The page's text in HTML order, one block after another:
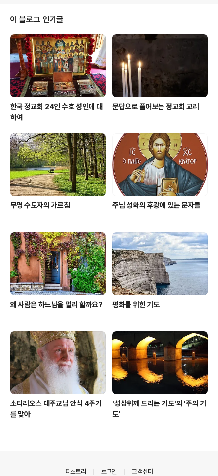
확증해 줍니다." 다시 말해서 우리가 눈에 보이지 않는 것들
에 대하여 믿음으로써 선한 것들이 실제적으로 존재하고
있다는 것에 우리가 희망을 갖고 흔들리지 않는 신념을 말
한다. 믿음은 단순히 하느님이 있다는 것을 받아들이는 것
만이 아니라 이외에도 하느님에 대한 절대적인 신뢰를 갖
는 것을 말한다..
이 블로그 인기글
한국 정교회 24인 수호 성인에 대
하여
문답으로 풀어보는 정교회 교리
무명 수도자의 가르침 주님 성화의 후광에 있는 문자들
왜 사람은 하느님을 멀리 할까요? 평화를 위한 기도
소티리오스 대주교님 안식 4주기
를 맞아
'성삼위께 드리는 기도'와 '주의 기
도'
티스토리 로그인 고객센터